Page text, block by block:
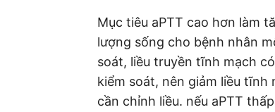
Mục tiêu aPTT cao hơn làm
lượng sống cho bệnh nhân
soát, liều truyền tĩnh mạch
kiểm soát, nên giảm liều tĩnh
cần chỉnh liều. nếu aPTT